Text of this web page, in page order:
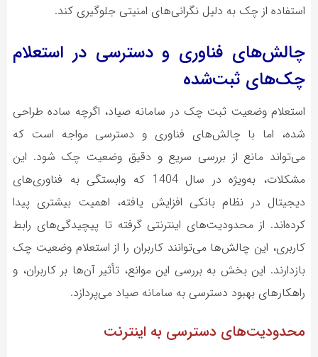
استفاده از چک به دلیل نگرانی‌های امنیتی جلوگیری کند.
چالش‌های فناوری و دسترسی در استعلام
چک‌های ثبت‌شده
استعلام وضعیت ثبت چک در سامانه صیاد، اگرچه ساده طراحی
شده، اما با چالش‌های فناوری و دسترسی مواجه است که
می‌تواند مانع از بررسی سریع و دقیق وضعیت چک شود. این
مشکلات، به‌ویژه در سال 1404 که وابستگی به فناوری‌های
دیجیتال در نظام بانکی افزایش یافته، اهمیت بیشتری پیدا
کرده‌اند. از محدودیت‌های اینترنتی گرفته تا پیچیدگی‌های رابط
کاربری، این چالش‌ها می‌توانند کاربران را از استعلام وضعیت چک
بازدارند. این بخش به بررسی این موانع، تأثیر آن‌ها بر کاربران، و
راهکارهای بهبود دسترسی به سامانه صیاد می‌پردازد.
محدودیت‌های دسترسی به اینترنت